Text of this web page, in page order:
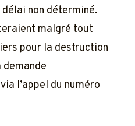
non déterminé.
malgré tout
pour la destruction
demande
l’appel du numéro